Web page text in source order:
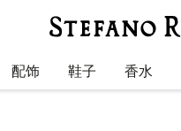
配饰 鞋子 香水